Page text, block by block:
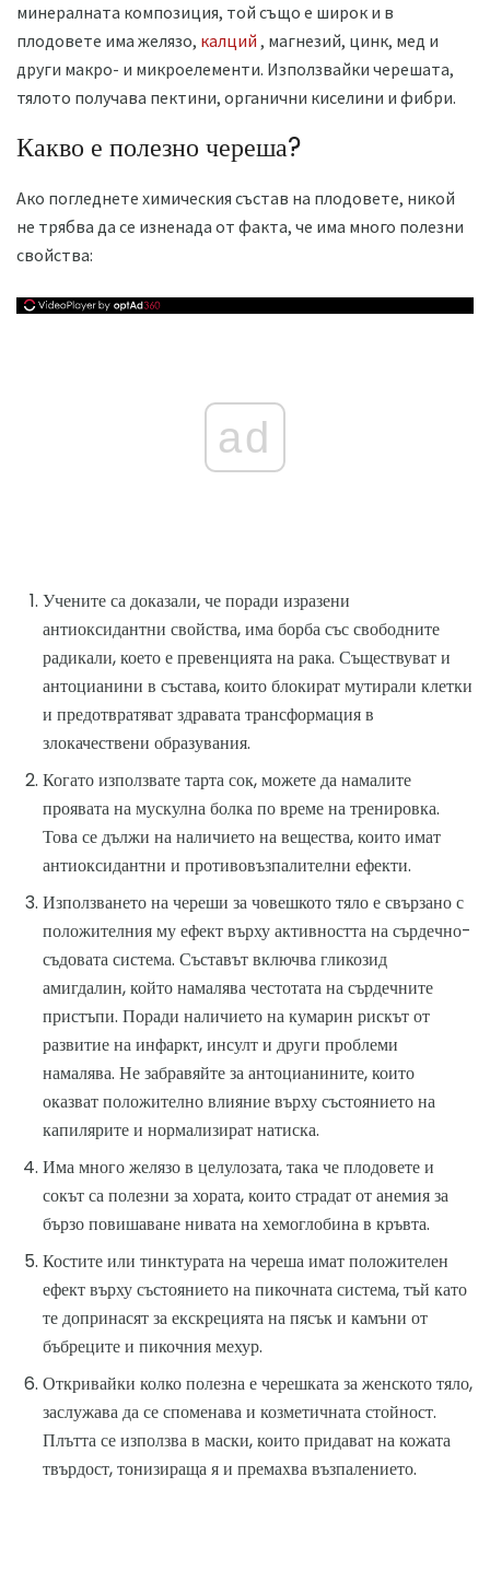
минералната композиция, той също е широк и в
плодовете има желязо, калций , магнезий, цинк, мед и
други макро- и микроелементи. Използвайки черешата,
тялото получава пектини, органични киселини и фибри.
Какво е полезно череша?
Ако погледнете химическия състав на плодовете, никой
не трябва да се изненада от факта, че има много полезни
свойства:
ad
Учените са доказали, че поради изразени
антиоксидантни свойства, има борба със свободните
радикали, което е превенцията на рака. Съществуват и
антоцианини в състава, които блокират мутирали клетки
и предотвратяват здравата трансформация в
злокачествени образувания.
Когато използвате тарта сок, можете да намалите
проявата на мускулна болка по време на тренировка.
Това се дължи на наличието на вещества, които имат
антиоксидантни и противовъзпалителни ефекти.
Използването на череши за човешкото тяло е свързано с
положителния му ефект върху активността на сърдечно-
съдовата система. Съставът включва гликозид
амигдалин, който намалява честотата на сърдечните
пристъпи. Поради наличието на кумарин рискът от
развитие на инфаркт, инсулт и други проблеми
намалява. Не забравяйте за антоцианините, които
оказват положително влияние върху състоянието на
капилярите и нормализират натиска.
Има много желязо в целулозата, така че плодовете и
сокът са полезни за хората, които страдат от анемия за
бързо повишаване нивата на хемоглобина в кръвта.
Костите или тинктурата на череша имат положителен
ефект върху състоянието на пикочната система, тъй като
те допринасят за екскрецията на пясък и камъни от
бъбреците и пикочния мехур.
Откривайки колко полезна е черешката за женското тяло,
заслужава да се споменава и козметичната стойност.
Плътта се използва в маски, които придават на кожата
твърдост, тонизираща я и премахва възпалението.